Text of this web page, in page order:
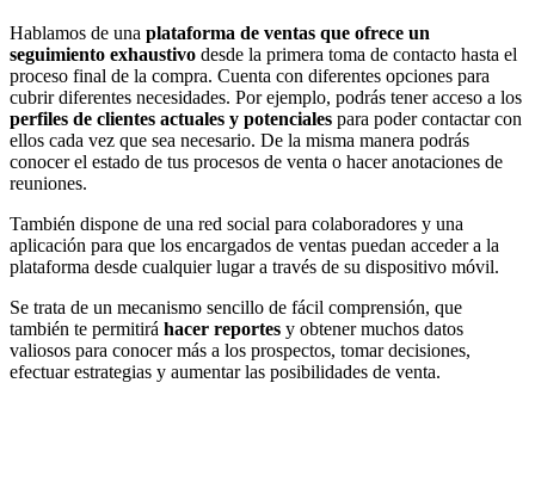
Hablamos de una plataforma de ventas que ofrece un
seguimiento exhaustivo desde la primera toma de contacto hasta el
proceso final de la compra. Cuenta con diferentes opciones para
cubrir diferentes necesidades. Por ejemplo, podrás tener acceso a los
perfiles de clientes actuales y potenciales para poder contactar con
ellos cada vez que sea necesario. De la misma manera podrás
conocer el estado de tus procesos de venta o hacer anotaciones de
reuniones.
También dispone de una red social para colaboradores y una
aplicación para que los encargados de ventas puedan acceder a la
plataforma desde cualquier lugar a través de su dispositivo móvil.
Se trata de un mecanismo sencillo de fácil comprensión, que
también te permitirá hacer reportes y obtener muchos datos
valiosos para conocer más a los prospectos, tomar decisiones,
efectuar estrategias y aumentar las posibilidades de venta.